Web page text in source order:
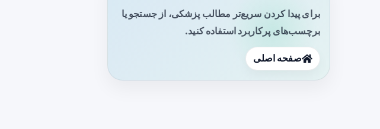
برای پیدا کردن سریع‌تر مطالب پزشکی، از جستجو یا
برچسب‌های پرکاربرد استفاده کنید.
صفحه اصلی